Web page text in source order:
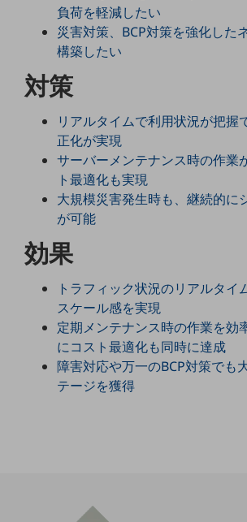
データ利活用
運用管理
業務支援・マーケティング
災害対策・BCP
課題・ニーズで探す
課題・ニーズで探すTOP
コミュニケーション・情報共有
災害対策
職場環境整備
地域共創・地方創生
負荷を軽減したい
災害対策、BCP対策を強化した
構築したい
対策
リアルタイムで利用状況が把握
正化が実現
サーバーメンテナンス時の作業
ト最適化も実現
大規模災害発生時も、継続的に
が可能
効果
トラフィック状況のリアルタイ
スケール感を実現
定期メンテナンス時の作業を効
にコスト最適化も同時に達成
障害対応や万一のBCP対策でも
テージを獲得